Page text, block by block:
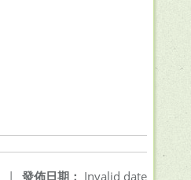
發佈日期： Invalid date
|